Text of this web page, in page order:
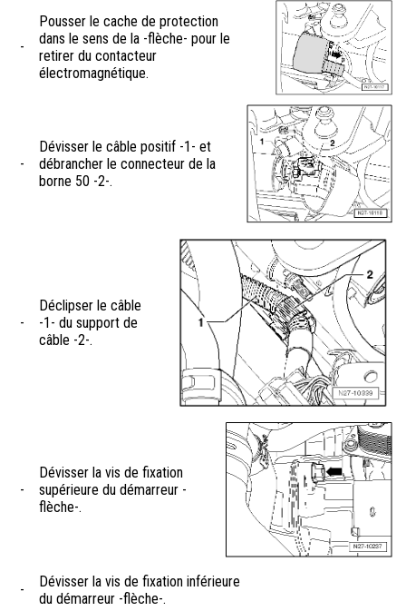
-
Pousser le cache de protection
dans le sens de la -flèche- pour le
retirer du contacteur
électromagnétique.
-
Dévisser le câble positif -1- et
débrancher le connecteur de la
borne 50 -2-.
-
Déclipser le câble
-1- du support de
câble -2-.
-
Dévisser la vis de fixation
supérieure du démarreur -
flèche-.
-
Dévisser la vis de fixation inférieure
du démarreur -flèche-.